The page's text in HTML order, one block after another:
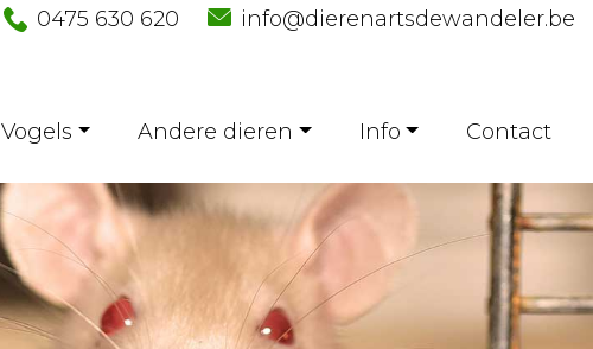
info@dierenartsdewandeler.be
0475 630 620
Vogels Andere dieren Info Contact